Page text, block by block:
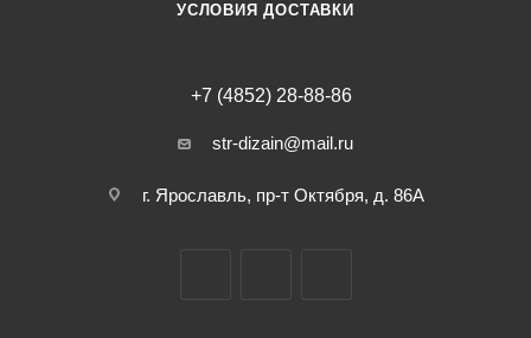
УСЛОВИЯ ДОСТАВКИ
+7 (4852) 28-88-86
str-dizain@mail.ru
г. Ярославль, пр-т Октября, д. 86А